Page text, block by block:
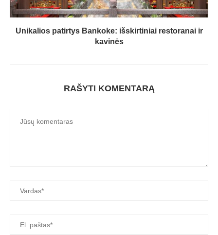
Unikalios patirtys Bankoke: išskirtiniai restoranai ir
kavinės
RAŠYTI KOMENTARĄ